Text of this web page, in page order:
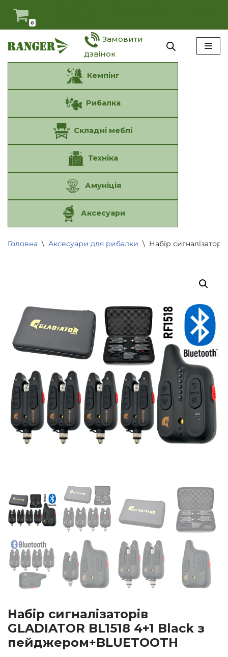
Перейти
до
вмісту
0
Замовити
дзвінок
Кемпінг
Рибалка
Складні меблі
Техніка
Амуніція
Аксесуари
Головна \ Аксесуари для рибалки \ Набір
Набір сигналізаторів
GLADIATOR BL1518 4+1 Black з
пейджером+BLUETOOTH